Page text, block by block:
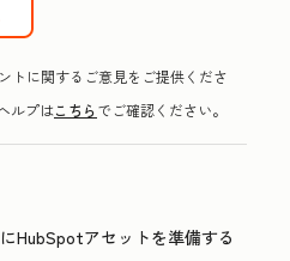
トに関するご意見をご提供くださ
ルプはこちらでご確認ください。
HubSpotアセットを準備する